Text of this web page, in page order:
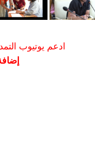
ادعم يوتيوب